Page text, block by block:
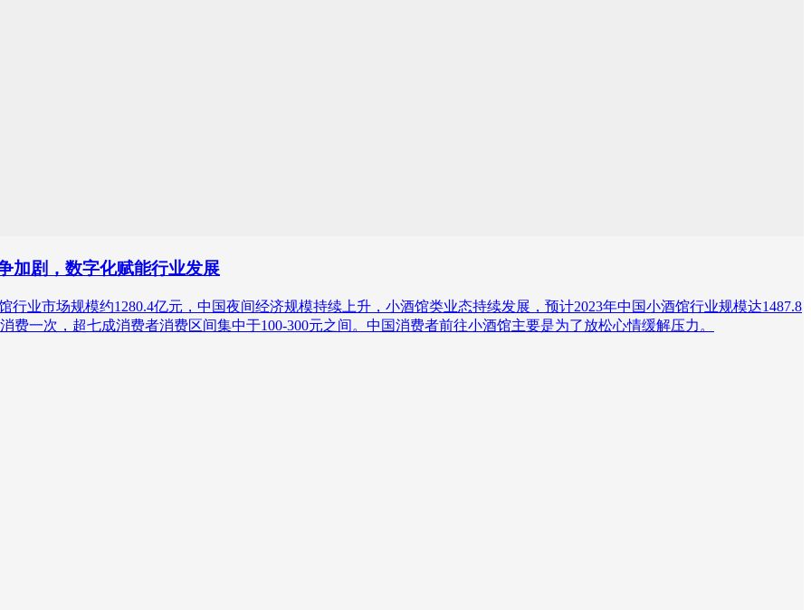
加剧，数字化赋能行业发展
行业市场规模约1280.4亿元，中国夜间经济规模持续上升，小酒馆类业态持续发展，预计2023年中国小酒馆行业规模达1487.8
一次，超七成消费者消费区间集中于100-300元之间。中国消费者前往小酒馆主要是为了放松心情缓解压力。